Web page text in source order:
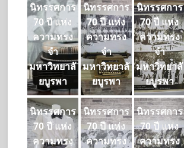
นิทรรศการ
70 ปี แห่ง
ความทรง
จำ
มหาวิทยาลั
ยบูรพา
นิทรรศการ
70 ปี แห่ง
ความทรง
จำ
มหาวิทยาลั
ยบูรพา
นิทรรศการ
70 ปี แห่ง
ความทรง
จำ
มหาวิทยาลั
ยบูรพา
นิทรรศการ
70 ปี แห่ง
ความทรง
นิทรรศการ
70 ปี แห่ง
ความทรง
นิทรรศการ
70 ปี แห่ง
ความทรง